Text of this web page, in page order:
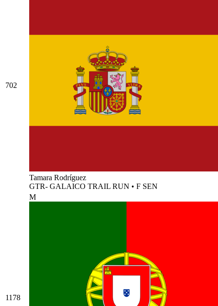
702
Tamara Rodríguez
GTR- GALAICO TRAIL RUN • F SEN
1178
M